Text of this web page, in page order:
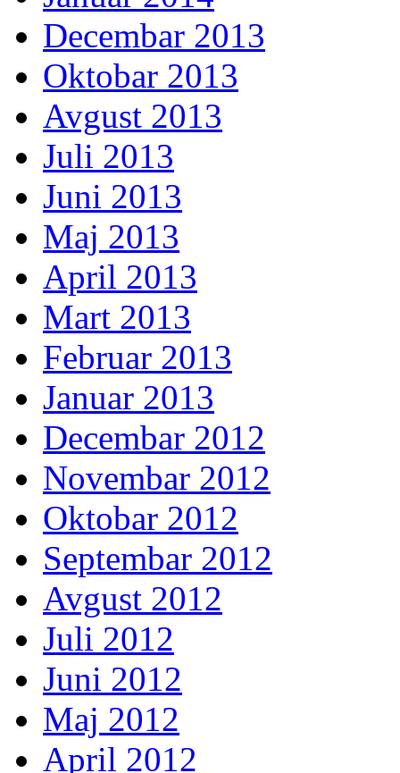
Decembar 2013
Oktobar 2013
Avgust 2013
Juli 2013
Juni 2013
Maj 2013
April 2013
Mart 2013
Februar 2013
Januar 2013
Decembar 2012
Novembar 2012
Oktobar 2012
Septembar 2012
Avgust 2012
Juli 2012
Juni 2012
Maj 2012
April 2012